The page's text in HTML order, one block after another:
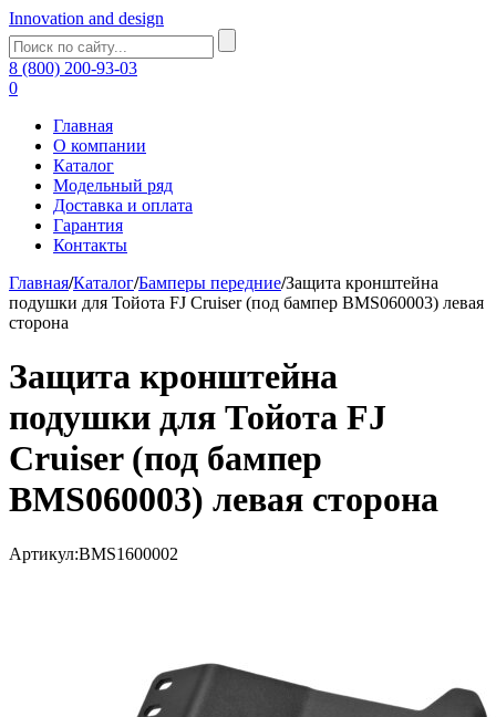
Innovation and design
8 (800) 200-93-03
0
Главная
О компании
Каталог
Модельный ряд
Доставка и оплата
Гарантия
Контакты
Главная/Каталог/Бамперы передние/Защита кронштейна
подушки для Тойота FJ Cruiser (под бампер BMS060003) левая
сторона
Защита кронштейна
подушки для Тойота FJ
Cruiser (под бампер
BMS060003) левая сторона
Артикул:BMS1600002